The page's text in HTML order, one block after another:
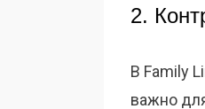
2.
В Family
важно